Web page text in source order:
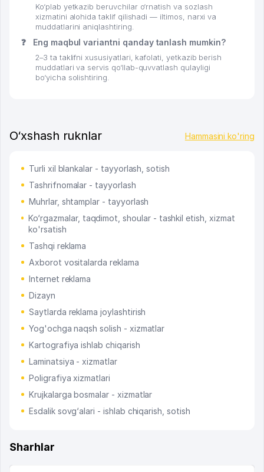
Ko‘plab yetkazib beruvchilar o‘rnatish va sozlash
xizmatini alohida taklif qilishadi — iltimos, narxi va
muddatlarini aniqlashtiring.
❓ Eng maqbul variantni qanday tanlash mumkin?
2–3 ta taklifni xususiyatlari, kafolati, yetkazib berish
muddatlari va servis qo‘llab-quvvatlash qulayligi
bo‘yicha solishtiring.
O‘xshash ruknlar Hammasini ko'ring
Turli xil blankalar - tayyorlash, sotish
Tashrifnomalar - tayyorlash
Muhrlar, shtamplar - tayyorlash
Ko‘rgazmalar, taqdimot, shoular - tashkil etish, xizmat
ko'rsatish
Tashqi reklama
Axborot vositalarda reklama
Internet reklama
Dizayn
Saytlarda reklama joylashtirish
Yog'ochga naqsh solish - xizmatlar
Kartografiya ishlab chiqarish
Laminatsiya - xizmatlar
Poligrafiya xizmatlari
Krujkalarga bosmalar - xizmatlar
Esdalik sovg‘alari - ishlab chiqarish, sotish
Sharhlar